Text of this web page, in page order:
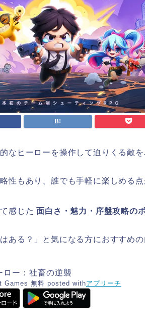
なヒーローを操作して迫りくる敵
性もあり、誰でも手軽に楽しめる点
て感じた面白さ・魅力・序盤攻略の
ある？」と気になる方におすすめの
ロー：社畜の逆襲
Games 無料 posted withアプリーチ